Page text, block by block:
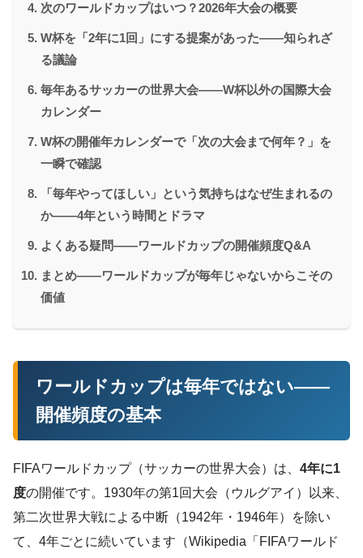
次のワールドカップはいつ？2026年大会の概要
W杯を「2年に1回」にする提案があった——知られざ
る議論
毎年あるサッカーの世界大会——W杯以外の国際大会
カレンダー
W杯の開催年カレンダーで「次の大会まで何年？」を
一瞬で確認
「毎年やってほしい」という気持ちはなぜ生まれるの
か——4年という時間とドラマ
よくある疑問——ワールドカップの開催頻度Q&A
まとめ——ワールドカップが毎年じゃないからこその
価値
ワールドカップは毎年ではない——
開催頻度の基本
FIFAワールドカップ（サッカーの世界大会）は、 4年に1
度の開催です。1930年の第1回大会（ウルグアイ）以来、
第二次世界大戦による中断（1942年・1946年）を除い
て、4年ごとに続いています（Wikipedia「FIFAワールド